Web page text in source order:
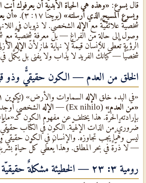
قال يسوع: «وهذه هي الحياة الأبديّة أن يعرفوك أنت
ويسوع المسيح الذي أرسلته» (يوحنّا ١٧: ٣). «أن
شخصيّةٌ علائقيّةٌ مع الإله الشخصيٌّ. لا ذوبان في
وصول إلى حالةٍ من الفراغ — بل معرفةٌ شخصيّةٌ
الرؤية تُعطي للإنسان قيمةً لا نهاية لها: لأنّ الإله
شخصيًّا — كيانك الفريد لا يُذاب ولا يُفنى بل يُكمَّل في
الخلق من العدم — الكون حقيقيٌّ وذو
«في البدء خلق الإله السماوات والأرض» (تكوين ١: ١). الكتاب يُعلِّم الخلق
«من العدم» (Ex nihilo) — الإله الشخصيٌّ
بإرادته الحرّة. هذا يختلف عن مفهوم الكون
ضروريٌّ من الذات الإلهيّة. الكون في الكتاب
ليس وهمًا يجب تجاوزه. والإنسان في الكون حقيقيٌّ
— لا ذرّةٌ في بحر المطلق. وهذا يُعطي كلّ حياةٍ
رومية ٣: ٢٣ — الخطيئة مشكلةٌ حقيقيّة